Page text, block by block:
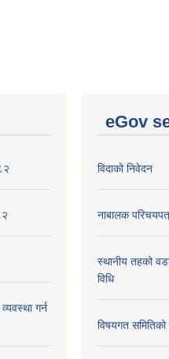
गर्न
eGov
विदाको निवेदन
नाबालक
स्थानीय तहको
विधि
विषयगत समितिको